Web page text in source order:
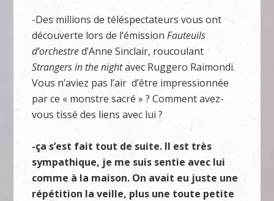
-Des millions de téléspectateurs vous ont
découverte lors de l’émissionFauteuils
d’orchestred’Anne Sinclair, roucoulant
Strangers in the nightavec Ruggero Raimondi.
Vous n’aviez pas l’air d’être impressionnée
par ce « monstre sacré » ? Comment avez-
vous tissé des liens avec lui ?
-ça s’est fait tout de suite. Il est très
sympathique, je me suis sentie avec lui
comme à la maison. On avait eu juste une
répétition la veille, plus une toute petite